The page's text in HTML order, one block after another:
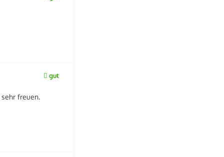
gut
freuen.